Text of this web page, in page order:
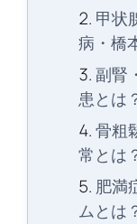
甲状
病・橋
副腎
患とは
骨粗
常とは
肥満
ムとは